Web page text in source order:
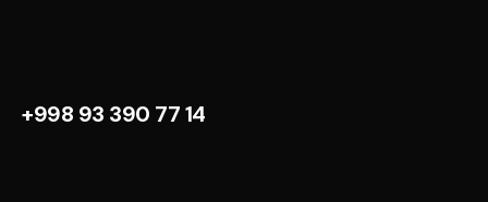
+998 93 390 77 14